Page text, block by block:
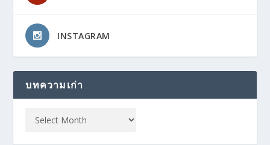
INSTAGRAM
บทความเก่า